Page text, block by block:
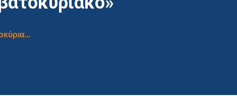
Συνέντευξη στην εκπομπή «Mega Σαββατοκύριακο»